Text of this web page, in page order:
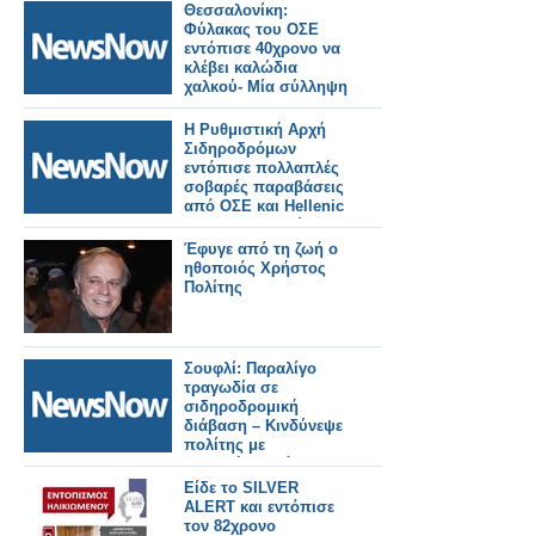
Θεσσαλονίκη:
Φύλακας του ΟΣΕ
εντόπισε 40χρονο να
κλέβει καλώδια
χαλκού- Μία σύλληψη
Η Ρυθμιστική Αρχή
Σιδηροδρόμων
εντόπισε πολλαπλές
σοβαρές παραβάσεις
από ΟΣΕ και Hellenic
Train στο δυστύχημα
των Τεμπών.
Έφυγε από τη ζωή ο
ηθοποιός Χρήστος
Πολίτης
Σουφλί: Παραλίγο
τραγωδία σε
σιδηροδρομική
διάβαση – Κινδύνεψε
πολίτης με
προβλήματα όρασης
Είδε το SILVER
ALERT και εντόπισε
τον 82χρονο